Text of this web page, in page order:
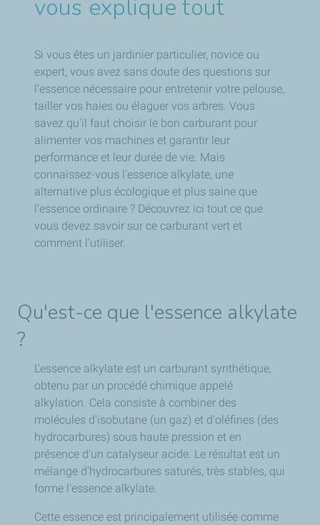
vous explique tout
Si vous êtes un jardinier particulier, novice ou
expert, vous avez sans doute des questions sur
l’essence nécessaire pour entretenir votre pelouse,
tailler vos haies ou élaguer vos arbres. Vous
savez qu'il faut choisir le bon carburant pour
alimenter vos machines et garantir leur
performance et leur durée de vie. Mais
connaissez-vous l'essence alkylate, une
alternative plus écologique et plus saine que
l'essence ordinaire ? Découvrez ici tout ce que
vous devez savoir sur ce carburant vert et
comment l'utiliser.
Qu'est-ce que l'essence alkylate
?
L'essence alkylate est un carburant synthétique,
obtenu par un procédé chimique appelé
alkylation. Cela consiste à combiner des
molécules d'isobutane (un gaz) et d'oléfines (des
hydrocarbures) sous haute pression et en
présence d'un catalyseur acide. Le résultat est un
mélange d'hydrocarbures saturés, très stables, qui
forme l'essence alkylate.
Cette essence est principalement utilisée comme